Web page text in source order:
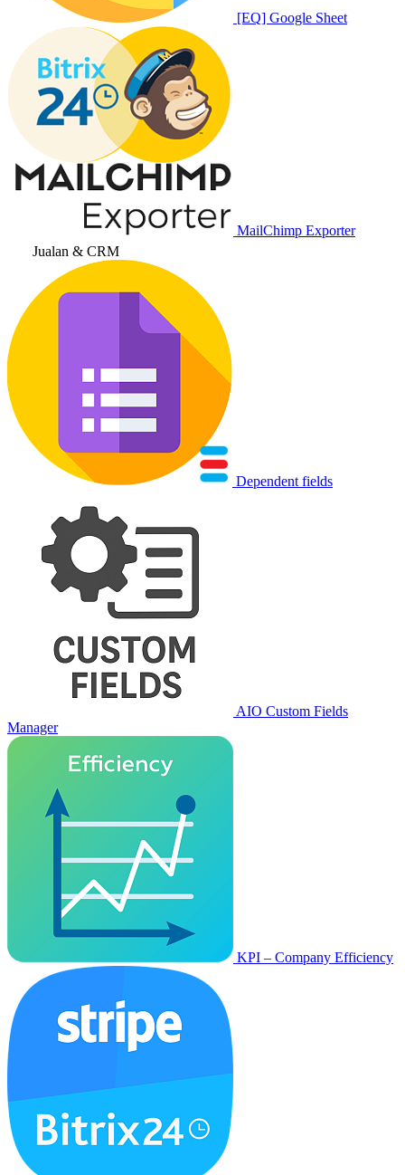
[EQ] Google Sheet
MailChimp Exporter
Jualan & CRM
Dependent fields
AIO Custom Fields
Manager
KPI – Company Efficiency